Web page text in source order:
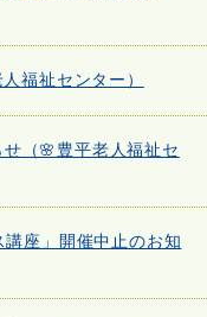
福祉センター）
（🌸豊平老人福祉セ
座」開催中止のお知